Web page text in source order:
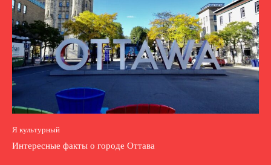
Я культурный
Интересные факты о городе Оттава